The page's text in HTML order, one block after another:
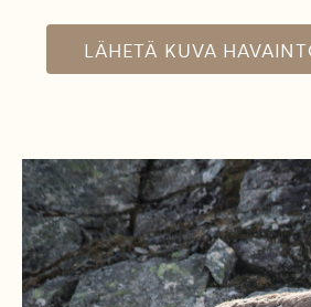
LÄHETÄ KUVA